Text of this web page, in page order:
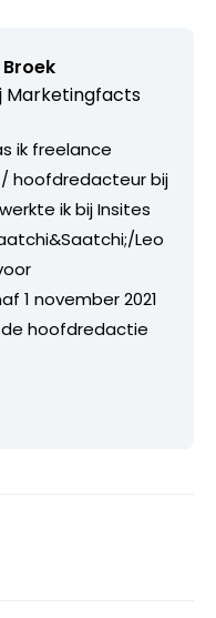
Marketingfacts
ik freelance
hoofdredacteur bij
ik bij Insites
Leo
1 november 2021
de hoofdredactie